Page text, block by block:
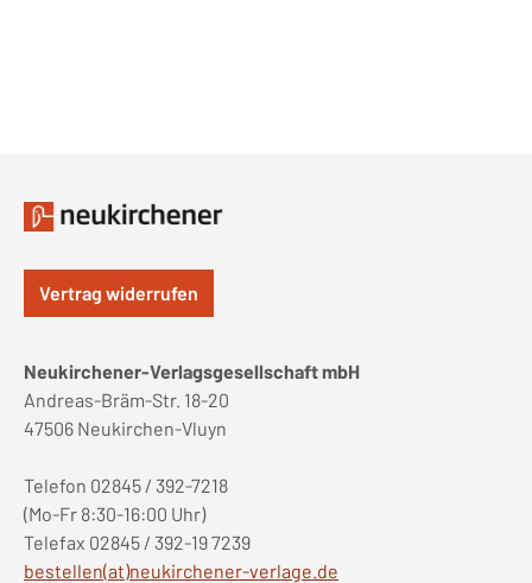
Vertrag widerrufen
Neukirchener-Verlagsgesellschaft mbH
Andreas-Bräm-Str. 18-20
47506 Neukirchen-Vluyn
Telefon 02845 / 392-7218
(Mo-Fr 8:30-16:00 Uhr)
Telefax 02845 / 392-19 7239
bestellen(at)neukirchener-verlage.de